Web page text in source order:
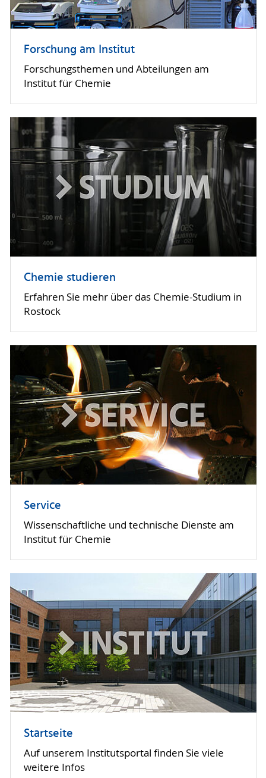
Forschung am Institut
Forschungsthemen und Abteilungen am
Institut für Chemie
Chemie studieren
Erfahren Sie mehr über das Chemie-Studium in
Rostock
Service
Wissenschaftliche und technische Dienste am
Institut für Chemie
Startseite
Auf unserem Institutsportal finden Sie viele
weitere Infos